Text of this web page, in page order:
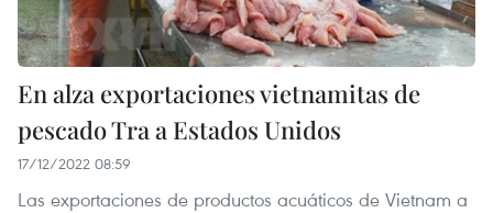
En alza exportaciones vietnamitas de
pescado Tra a Estados Unidos
17/12/2022 08:59
Las exportaciones de productos acuáticos de Vietnam a